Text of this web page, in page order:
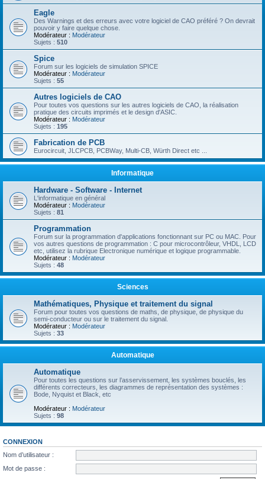
Eagle
Des Warnings et des erreurs avec votre logiciel de CAO préféré ? On devrait
pouvoir y faire quelque chose.
Modérateur : Modérateur
Sujets : 510
Spice
Forum sur les logiciels de simulation SPICE
Modérateur : Modérateur
Sujets : 55
Autres logiciels de CAO
Pour toutes vos questions sur les autres logiciels de CAO, la réalisation
pratique des circuits imprimés et le design d'ASIC.
Modérateur : Modérateur
Sujets : 195
Fabrication de PCB
Eurocircuit, JLCPCB, PCBWay, Multi-CB, Würth Direct etc ...
Informatique
Hardware - Software - Internet
L'informatique en général
Modérateur : Modérateur
Sujets : 81
Programmation
Forum sur la programmation d'applications fonctionnant sur PC ou MAC. Pour
vos autres questions de programmation : C pour microcontrôleur, VHDL, LCD
etc, utilisez la rubrique Electronique numérique et logique programmable.
Modérateur : Modérateur
Sujets : 48
Sciences
Mathématiques, Physique et traitement du signal
Forum pour toutes vos questions de maths, de physique, de physique du
semi-conducteur ou sur le traitement du signal.
Modérateur : Modérateur
Sujets : 33
Automatique
Automatique
Pour toutes les questions sur l’asservissement, les systèmes bouclés, les
différents correcteurs, les diagrammes de représentation des systèmes :
Bode, Nyquist et Black, etc
Modérateur : Modérateur
Sujets : 98
CONNEXION
Nom d’utilisateur :
Mot de passe :